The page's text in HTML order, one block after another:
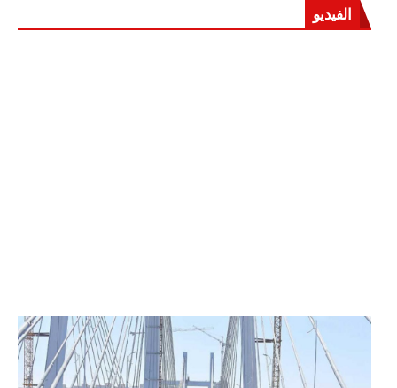
الفيديو
الرئيس عبد الفتاح السيسي يفتتح محور روض الفرج
وكوبري تحيا مصر